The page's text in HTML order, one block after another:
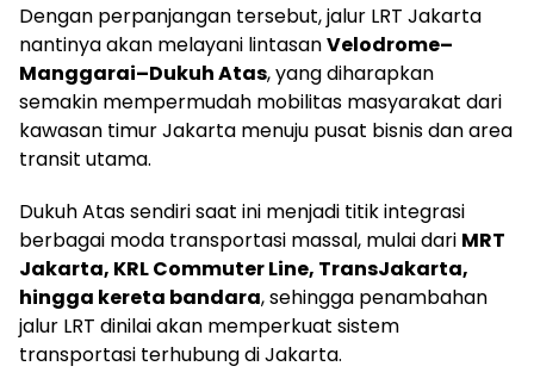
Dengan perpanjangan tersebut, jalur LRT Jakarta
nantinya akan melayani lintasanVelodrome–
Manggarai–Dukuh Atas, yang diharapkan
semakin mempermudah mobilitas masyarakat dari
kawasan timur Jakarta menuju pusat bisnis dan area
transit utama.
Dukuh Atas sendiri saat ini menjadi titik integrasi
berbagai moda transportasi massal, mulai dari MRT
Jakarta, KRL Commuter Line, TransJakarta,
hingga kereta bandara, sehingga penambahan
jalur LRT dinilai akan memperkuat sistem
transportasi terhubung di Jakarta.